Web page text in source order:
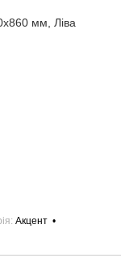
мм, Ліва
Акцент